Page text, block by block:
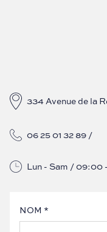
334 Avenue de la
06 25 01 32 89 /
Lun - Sam / 09:00
NOM *